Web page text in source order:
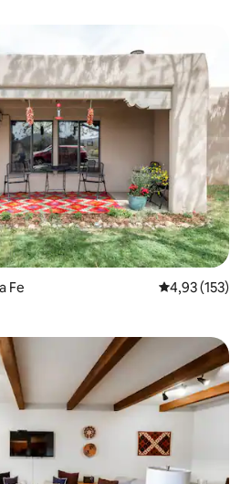
Fe Keskmine
4,93 (153)